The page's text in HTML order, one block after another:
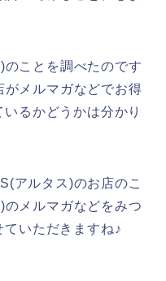
ことを調べたのです
メルマガなどでお得
るかどうかは分かり
アルタス)のお店のこ
メルマガなどをみつ
いただきますね♪